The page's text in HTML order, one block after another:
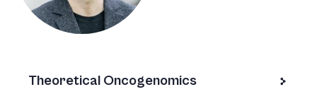
Theoretical Oncogenomics